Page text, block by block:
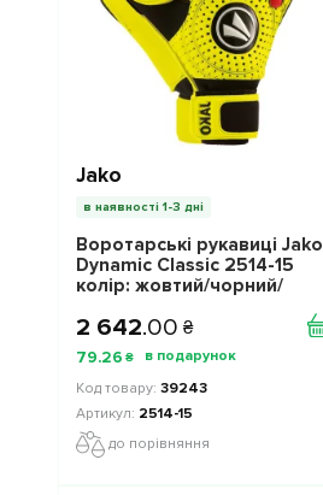
Jako
в наявності 1-3 дні
Воротарські рукавиці Jako
Dynamic Classic 2514-15
колір: жовтий/чорний/
2 642.00 ₴
79.26 ₴
39243
2514-15
до порівняння